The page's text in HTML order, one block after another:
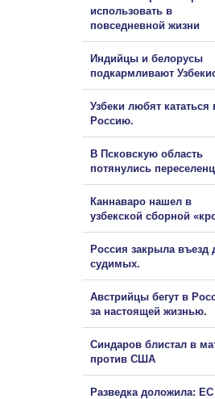
использовать в
повседневной жизни
Индийцы и белорусы
подкармливают
Узбеки любят кататься
Россию.
В Псковскую область
потянулись
Каннаваро нашел в
узбекской сборной
Россия закрыла въезд
судимых.
Австрийцы бегут в
за настоящей жизнью.
Синдаров блистал в
против США
Разведка доложила: ЕС